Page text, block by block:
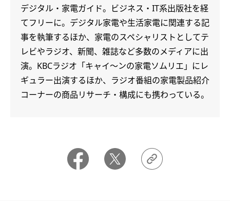
デジタル・家電ガイド。ビジネス・IT系出版社を経
てフリーに。デジタル家電や生活家電に関連する記
事を執筆するほか、家電のスペシャリストとしてテ
レビやラジオ、新聞、雑誌など多数のメディアに出
演。KBCラジオ「キャイ～ンの家電ソムリエ」にレ
ギュラー出演するほか、ラジオ番組の家電製品紹介
コーナーの商品リサーチ・構成にも携わっている。